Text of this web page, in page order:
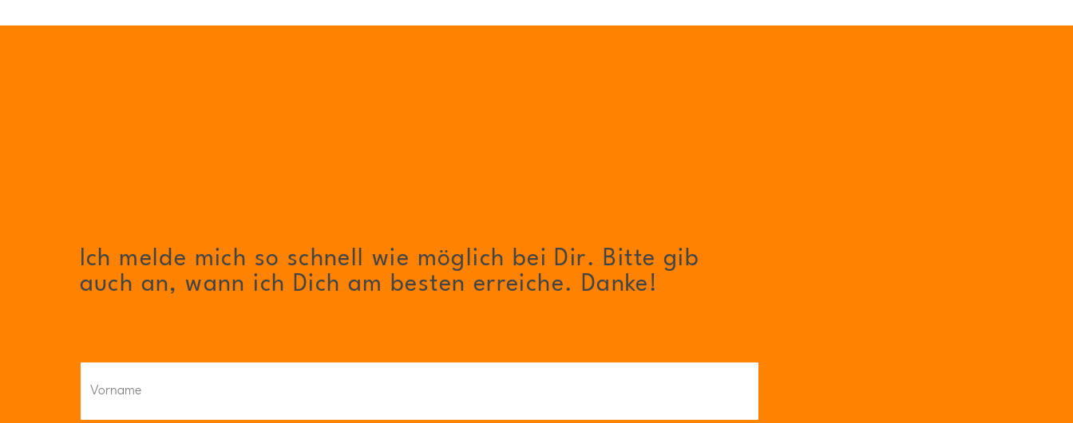
Ich melde mich so schnell wie möglich bei Dir. Bitte gib
auch an, wann ich Dich am besten erreiche. Danke!